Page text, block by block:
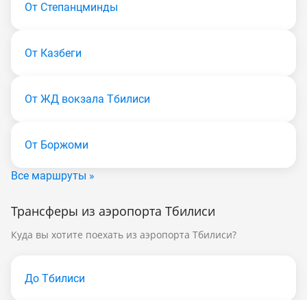
От Степанцминды
От Казбеги
От ЖД вокзала Тбилиси
От Боржоми
Все маршруты »
Трансферы из аэропорта Тбилиси
Куда вы хотите поехать из аэропорта Тбилиси?
До Тбилиси